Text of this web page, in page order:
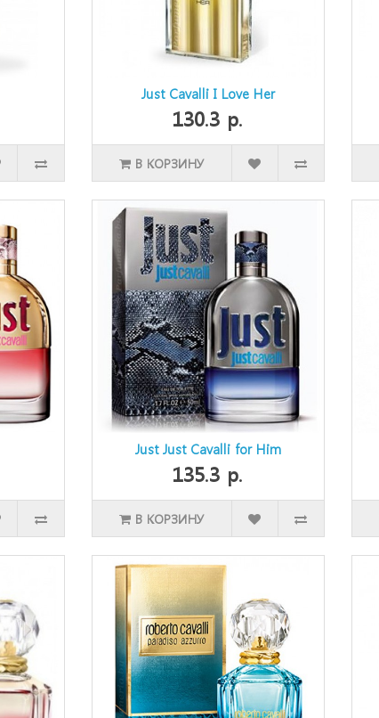
Just Cavalli I Love Her
130.3 р.
В КОРЗИНУ
Just Just Cavalli for Him
135.3 р.
В КОРЗИНУ